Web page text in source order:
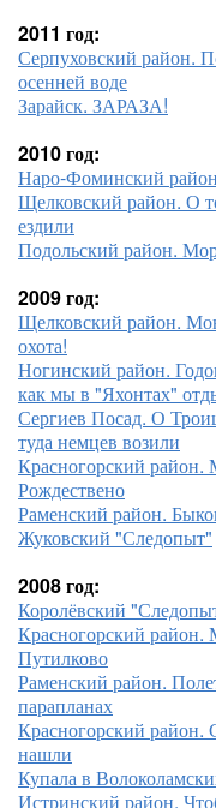
2011 год:
Серпуховский район.
осенней воде
Зарайск. ЗАРАЗА!
2010 год:
Наро-Фоминский
Щелковский район. О
ездили
Подольский район.
2009 год:
Щелковский район.
охота!
Ногинский район.
как мы в "Яхонтах"
Сергиев Посад. О
туда немцев возили
Красногорский район.
Рождествено
Раменский район.
Жуковский "Следопыт"
2008 год:
Королёвский
Красногорский район.
Путилково
Раменский район.
парапланах
Красногорский
нашли
Купала в
Истринский район.